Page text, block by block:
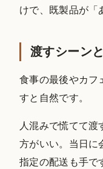
けで、既製品が「
渡すシーン
食事の最後やカフ
すと自然です。
人混みで慌てて渡
方がいい。当日に
指定の配送も手で